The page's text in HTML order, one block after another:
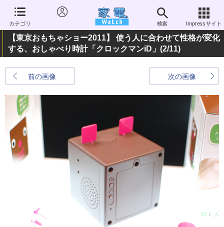
カテゴリ 検索 Impressサイト
【東京おもちゃショー2011】 使う人に合わせて性格が変化
する、おしゃべり時計「クロックマンiD」 (2/11)
前の画像 次の画像